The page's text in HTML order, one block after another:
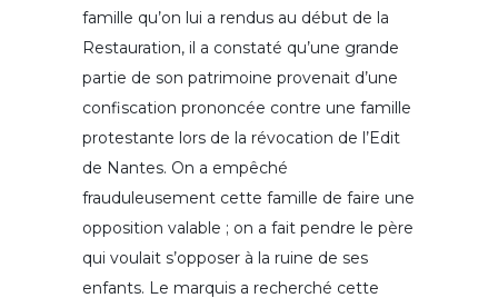
famille qu’on lui a rendus au début de la
Restauration, il a constaté qu’une grande
partie de son patrimoine provenait d’une
confiscation prononcée contre une famille
protestante lors de la révocation de l’Edit
de Nantes. On a empêché
frauduleusement cette famille de faire une
opposition valable ; on a fait pendre le père
qui voulait s’opposer à la ruine de ses
enfants. Le marquis a recherché cette